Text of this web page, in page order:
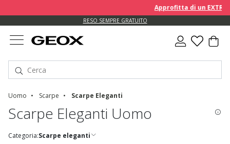
Approfitta di un EXTRA
RESO SEMPRE GRATUITO
Uomo Scarpe Scarpe Eleganti
Scarpe Eleganti Uomo
Categoria:Scarpe eleganti